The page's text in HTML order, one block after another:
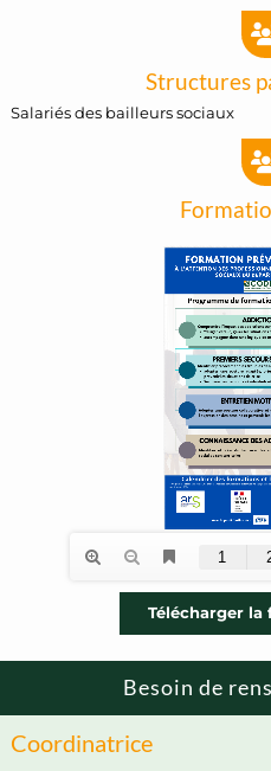
Structures
Salariés des bailleurs sociaux
Télécharger la
Besoin de
Coordinatrice